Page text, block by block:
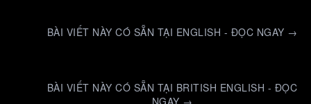
BÀI VIẾT NÀY CÓ SẴN TẠI ENGLISH - ĐỌC NGAY →
BÀI VIẾT NÀY CÓ SẴN TẠI BRITISH ENGLISH - ĐỌC
NGAY →